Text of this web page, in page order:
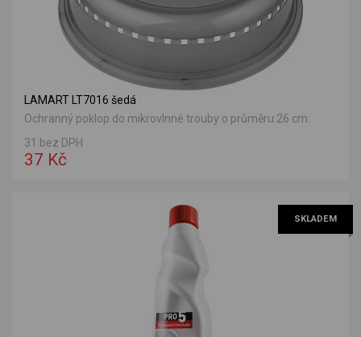
LAMART LT7016 šedá
Ochranný poklop do mikrovlnné trouby o průměru 26 cm.
31 bez DPH
37 Kč
SKLADEM